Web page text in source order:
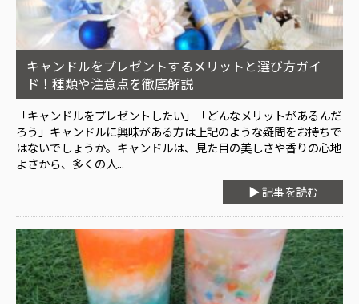
キャンドルをプレゼントするメリットと選び方ガイ
ド！種類や注意点を徹底解説
「キャンドルをプレゼントしたい」「どんなメリットがあるんだ
ろう」キャンドルに興味がある方は上記のような疑問をお持ちで
はないでしょうか。キャンドルは、見た目の美しさや香りの心地
よさから、多くの人...
▶ 記事を読む